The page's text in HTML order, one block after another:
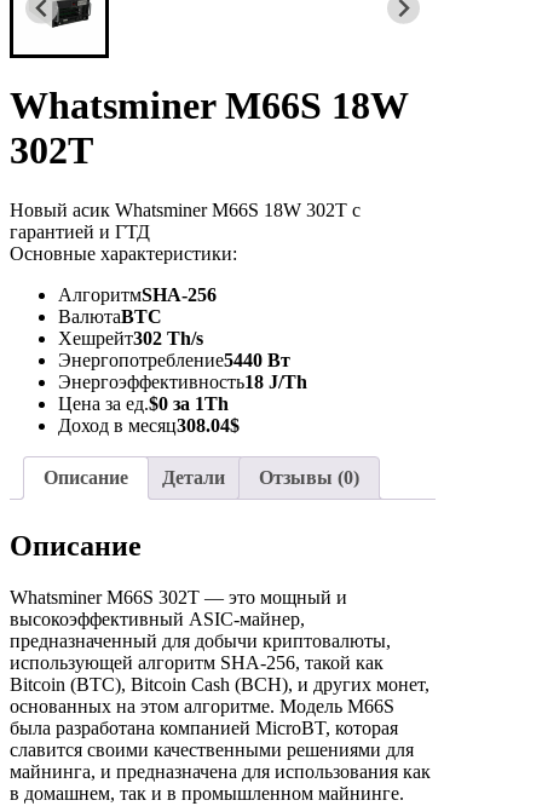
Whatsminer M66S 18W
302T
Новый асик Whatsminer M66S 18W 302T с
гарантией и ГТД
Основные характеристики:
АлгоритмSHA-256
ВалютаBTC
Хешрейт302 Th/s
Энергопотребление5440 Вт
Энергоэффективность18 J/Th
Цена за ед.$0 за 1Th
Доход в месяц308.04$
Описание Детали Отзывы (0)
Описание
Whatsminer M66S 302T — это мощный и
высокоэффективный ASIC-майнер,
предназначенный для добычи криптовалюты,
использующей алгоритм SHA-256, такой как
Bitcoin (BTC), Bitcoin Cash (BCH), и других монет,
основанных на этом алгоритме. Модель M66S
была разработана компанией MicroBT, которая
славится своими качественными решениями для
майнинга, и предназначена для использования как
в домашнем, так и в промышленном майнинге.